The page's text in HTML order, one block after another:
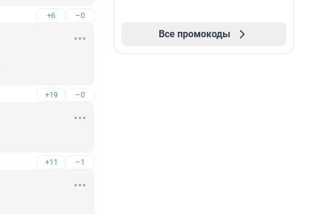
+6 –0
+19 –0
+11 –1
Все промокоды